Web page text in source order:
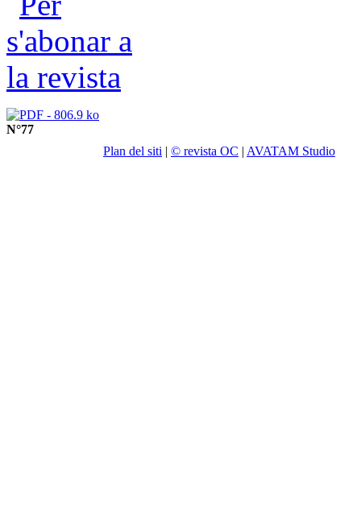
N°77
Plan del siti | © revista OC | AVATAM Studio